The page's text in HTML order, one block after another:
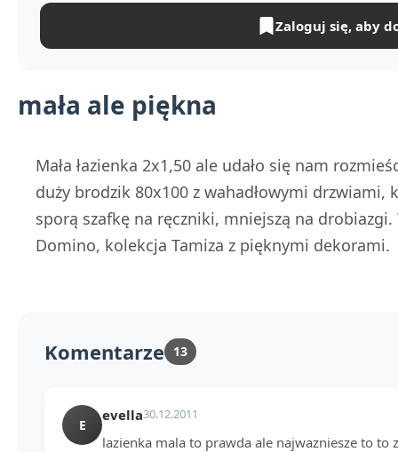
mała ale piękna
Mała łazienka 2x1,50 ale udało się nam
duży brodzik 80x100 z wahadłowymi
sporą szafkę na ręczniki, mniejszą na
Domino, kolekcja Tamiza z pięknymi dekorami.
Zaloguj się, aby
Komentarze 13
E
evella30.12.2011
lazienka mala to prawda ale najwazniesze to to